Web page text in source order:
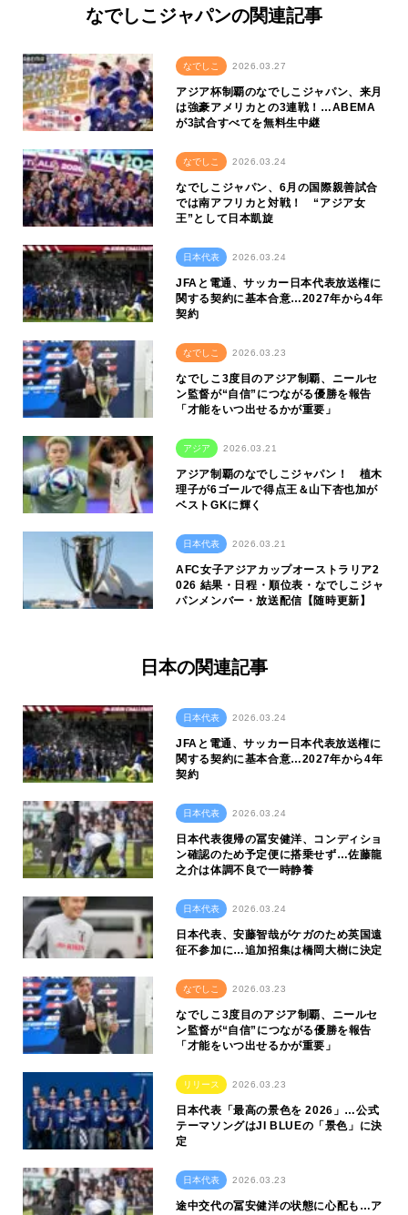
なでしこジャパンの関連記事
なでしこ 2026.03.27
アジア杯制覇のなでしこジャパン、来月
は強豪アメリカとの3連戦！…ABEMA
が3試合すべてを無料生中継
なでしこ 2026.03.24
なでしこジャパン、6月の国際親善試合
では南アフリカと対戦！ “アジア女
王”として日本凱旋
日本代表 2026.03.24
JFAと電通、サッカー日本代表放送権に
関する契約に基本合意…2027年から4年
契約
なでしこ 2026.03.23
なでしこ3度目のアジア制覇、ニールセ
ン監督が“自信”につながる優勝を報告
「才能をいつ出せるかが重要」
アジア 2026.03.21
アジア制覇のなでしこジャパン！ 植木
理子が6ゴールで得点王＆山下杏也加が
ベストGKに輝く
日本代表 2026.03.21
AFC女子アジアカップオーストラリア2
026 結果・日程・順位表・なでしこジャ
パンメンバー・放送配信【随時更新】
日本の関連記事
日本代表 2026.03.24
JFAと電通、サッカー日本代表放送権に
関する契約に基本合意…2027年から4年
契約
日本代表 2026.03.24
日本代表復帰の冨安健洋、コンディショ
ン確認のため予定便に搭乗せず…佐藤龍
之介は体調不良で一時静養
日本代表 2026.03.24
日本代表、安藤智哉がケガのため英国遠
征不参加に…追加招集は橋岡大樹に決定
なでしこ 2026.03.23
なでしこ3度目のアジア制覇、ニールセ
ン監督が“自信”につながる優勝を報告
「才能をいつ出せるかが重要」
リリース 2026.03.23
日本代表「最高の景色を 2026」…公式
テーマソングはJI BLUEの「景色」に決
定
日本代表 2026.03.23
途中交代の冨安健洋の状態に心配も…ア